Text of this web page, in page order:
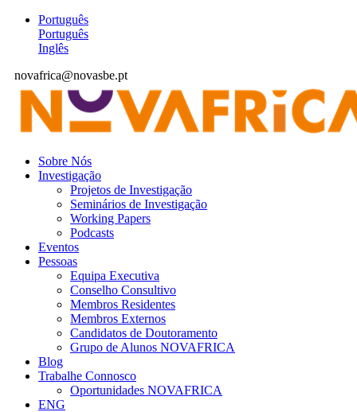
Português
Português
Inglês
novafrica@novasbe.pt
Sobre Nós
Investigação
Projetos de Investigação
Seminários de Investigação
Working Papers
Podcasts
Eventos
Pessoas
Equipa Executiva
Conselho Consultivo
Membros Residentes
Membros Externos
Candidatos de Doutoramento
Grupo de Alunos NOVAFRICA
Blog
Trabalhe Connosco
Oportunidades NOVAFRICA
ENG